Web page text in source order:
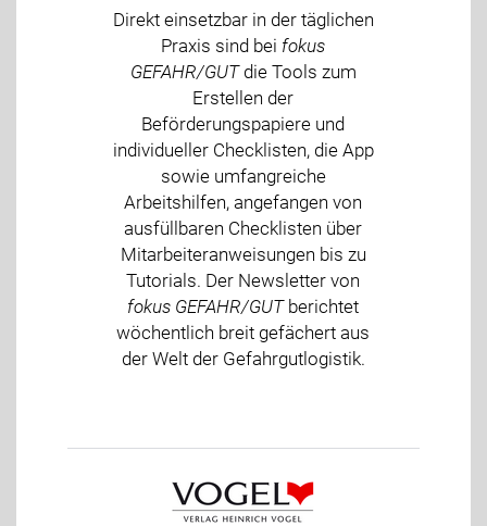
Direkt einsetzbar in der täglichen
Praxis sind bei fokus
GEFAHR/GUTdie Tools zum
Erstellen der
Beförderungspapiere und
individueller Checklisten, die App
sowie umfangreiche
Arbeitshilfen, angefangen von
ausfüllbaren Checklisten über
Mitarbeiteranweisungen bis zu
Tutorials. Der Newsletter von
fokus GEFAHR/GUTberichtet
wöchentlich breit gefächert aus
der Welt der Gefahrgutlogistik.